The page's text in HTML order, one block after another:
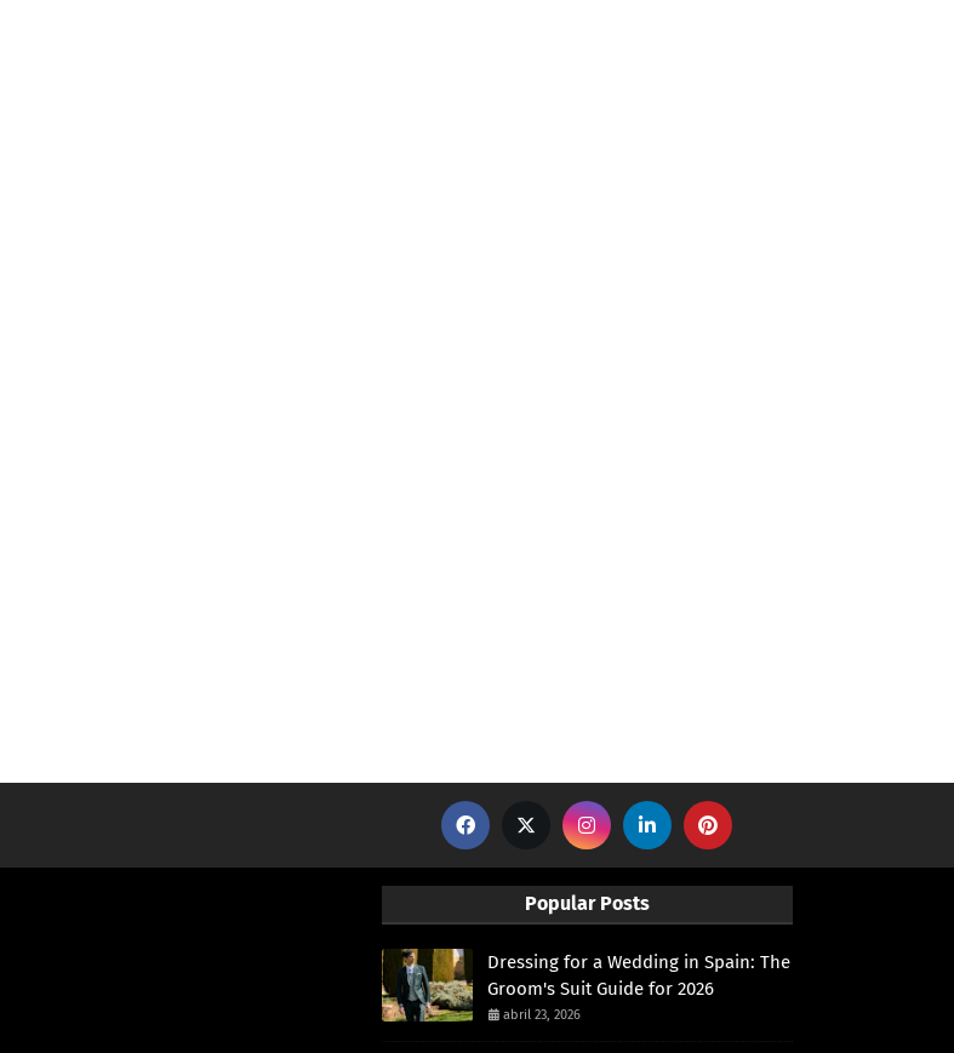
Popular Posts
Dressing for a Wedding in Spain: The
Groom's Suit Guide for 2026
abril 23, 2026